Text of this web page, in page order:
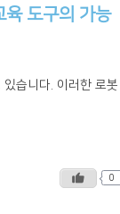
육 도구의 가능
습니다. 이러한 로봇
0